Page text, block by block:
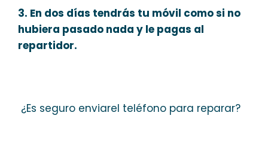
3. En dos días tendrás tu móvil como si no
hubiera pasado nada y le pagas al
repartidor.
¿Es seguro enviarel teléfono para reparar?